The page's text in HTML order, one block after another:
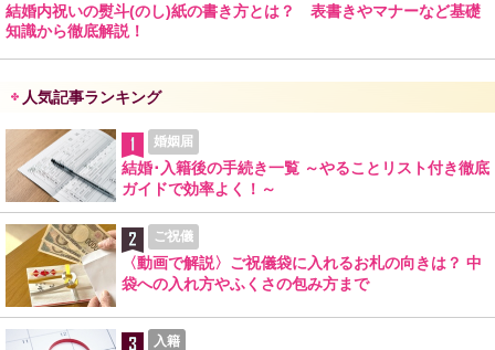
結婚内祝いの熨斗(のし)紙の書き方とは？ 表書きやマナーなど基礎
知識から徹底解説！
人気記事ランキング
婚姻届
結婚･入籍後の手続き一覧 ～やることリスト付き徹底
ガイドで効率よく！～
ご祝儀
〈動画で解説〉ご祝儀袋に入れるお札の向きは？ 中
袋への入れ方やふくさの包み方まで
入籍